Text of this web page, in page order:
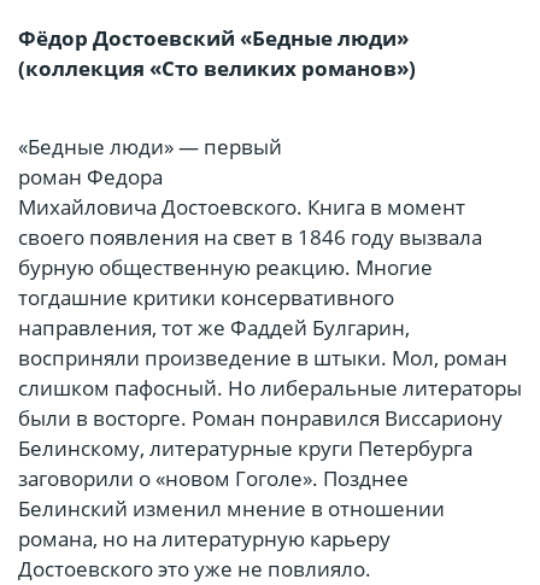
Фёдор Достоевский «Бедные люди»
(коллекция «Сто великих романов»)
«Бедные люди» — первый
роман Федора
Михайловича Достоевского. Книга в момент
своего появления на свет в 1846 году вызвала
бурную общественную реакцию. Многие
тогдашние критики консервативного
направления, тот же Фаддей Булгарин,
восприняли произведение в штыки. Мол, роман
слишком пафосный. Но либеральные литераторы
были в восторге. Роман понравился Виссариону
Белинскому, литературные круги Петербурга
заговорили о «новом Гоголе». Позднее
Белинский изменил мнение в отношении
романа, но на литературную карьеру
Достоевского это уже не повлияло.